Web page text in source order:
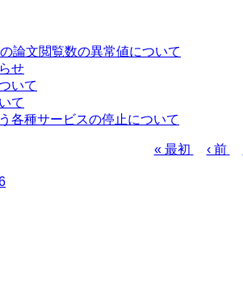
論文閲覧数の異常値について
せ
いて
て
各種サービスの停止について
先
« 最初
前
‹ 前